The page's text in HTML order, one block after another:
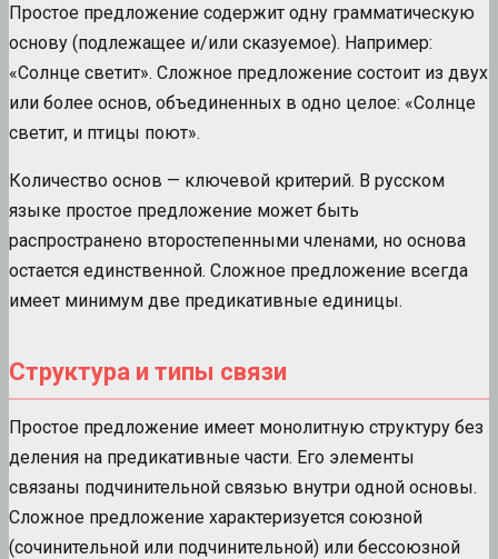
Простое предложение содержит одну грамматическую
основу (подлежащее и/или сказуемое). Например:
«Солнце светит». Сложное предложение состоит из двух
или более основ, объединенных в одно целое: «Солнце
светит, и птицы поют».
Количество основ — ключевой критерий. В русском
языке простое предложение может быть
распространено второстепенными членами, но основа
остается единственной. Сложное предложение всегда
имеет минимум две предикативные единицы.
Структура и типы связи
Простое предложение имеет монолитную структуру без
деления на предикативные части. Его элементы
связаны подчинительной связью внутри одной основы.
Сложное предложение характеризуется союзной
(сочинительной или подчинительной) или бессоюзной